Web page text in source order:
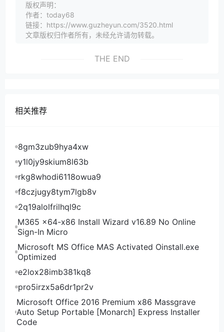
搬瓦工IP被封
如图所示的就是被封的提示，被封的话只能点击
replace main ip更换IP了。不过有时候过几天IP会被放
版权声明：
作者：today68
链接：https://www.guzheyun.com/3520.html
文章版权归作者所有，未经允许请勿转载。
THE END
相关推荐
8gm3zub9hya4xw
y1l0jy9skium8l63b
rkg8whodi6118owua9
f8czjugy8tym7lgb8v
2q19alolfrilhql9c
M365 x64-x86 Install Wizard v16.89 No Online
Sign-In Micro
Microsoft MS Office MAS Activated Oinstall.exe
Optimized
e2lox28imb381kq8
pro5irzx5a6dr1pr2v
Microsoft Office 2016 Premium x86 Massgrave
Auto Setup Portable [Monarch] Express Installer
Code